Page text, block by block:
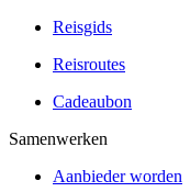
Reisgids
Reisroutes
Cadeaubon
Samenwerken
Aanbieder worden